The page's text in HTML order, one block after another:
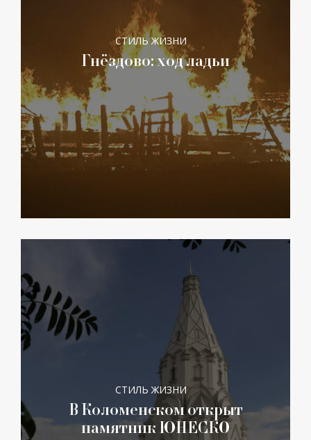
СТИЛЬ ЖИЗНИ
Гнёздово: ход ладьи
СТИЛЬ ЖИЗНИ
В Коломенском открыт
памятник ЮНЕСКО